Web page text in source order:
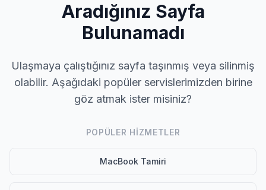
Aradığınız Sayfa
Bulunamadı
Ulaşmaya çalıştığınız sayfa taşınmış veya silinmiş
olabilir. Aşağıdaki popüler servislerimizden birine
göz atmak ister misiniz?
POPÜLER HIZMETLER
MacBook Tamiri